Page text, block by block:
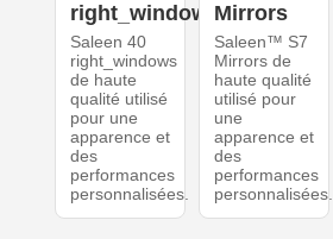
right_windows
Saleen 40
right_windows
de haute
qualité utilisé
pour une
apparence et
des
performances
personnalisées.
Mirrors
Saleen™ S7
Mirrors de
haute qualité
utilisé pour
une
apparence et
des
performances
personnalisées.